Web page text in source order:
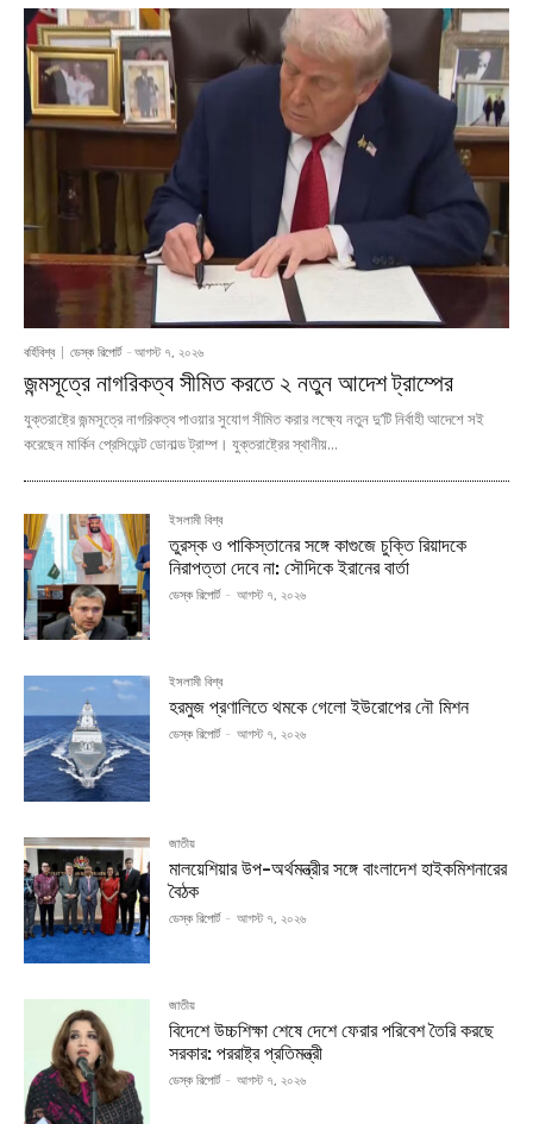
বর্হিবিশ্ব ডেস্ক রিপোর্ট - আগস্ট ৭, ২০২৬
জন্মসূত্রে নাগরিকত্ব সীমিত করতে ২ নতুন আদেশ ট্রাম্পের
যুক্তরাষ্ট্রে জন্মসূত্রে নাগরিকত্ব পাওয়ার সুযোগ সীমিত করার লক্ষ্যে নতুন দু’টি নির্বাহী আদেশে সই
করেছেন মার্কিন প্রেসিডেন্ট ডোনাল্ড ট্রাম্প। যুক্তরাষ্ট্রের স্থানীয়...
ইসলামী বিশ্ব
তুরস্ক ও পাকিস্তানের সঙ্গে কাগুজে চুক্তি রিয়াদকে
নিরাপত্তা দেবে না: সৌদিকে ইরানের বার্তা
ডেস্ক রিপোর্ট - আগস্ট ৭, ২০২৬
ইসলামী বিশ্ব
হরমুজ প্রণালিতে থমকে গেলো ইউরোপের নৌ মিশন
ডেস্ক রিপোর্ট - আগস্ট ৭, ২০২৬
জাতীয়
মালয়েশিয়ার উপ-অর্থমন্ত্রীর সঙ্গে বাংলাদেশ হাইকমিশনারের
বৈঠক
ডেস্ক রিপোর্ট - আগস্ট ৭, ২০২৬
জাতীয়
বিদেশে উচ্চশিক্ষা শেষে দেশে ফেরার পরিবেশ তৈরি করছে
সরকার: পররাষ্ট্র প্রতিমন্ত্রী
ডেস্ক রিপোর্ট - আগস্ট ৭, ২০২৬